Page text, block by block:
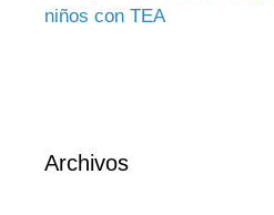
niños con TEA
Archivos